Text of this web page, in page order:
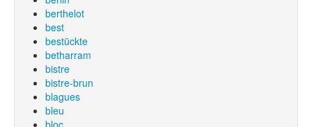
berthelot
best
bestückte
betharram
bistre
bistre-brun
blagues
bleu
bloc